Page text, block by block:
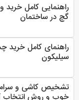
راهنمایی کامل خرید
گچ در ساختمان
راهنمای کامل
سیلیکون
تشخیص کاشی و
خوب و روش انتخاب